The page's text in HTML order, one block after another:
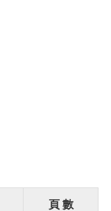
頁 數